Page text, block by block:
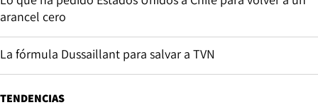
arancel cero
La fórmula Dussaillant para salvar a TVN
TENDENCIAS